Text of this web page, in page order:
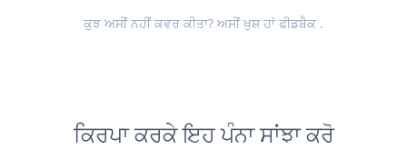
ਕੁਝ ਅਸੀਂ ਨਹੀਂ ਕਵਰ ਕੀਤਾ? ਅਸੀਂ ਖੁਸ਼ ਹਾਂਫੀਡਬੈਕ .
ਕਿਰਪਾ ਕਰਕੇ ਇਹ ਪੰਨਾ ਸਾਂਝਾ ਕਰੋ